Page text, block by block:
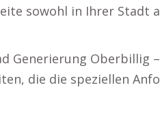
sowohl in Ihrer Stadt
Generierung Oberbillig
die die speziellen